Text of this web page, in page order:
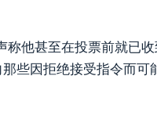
称他甚至在投票前就已
些因拒绝接受指令而可